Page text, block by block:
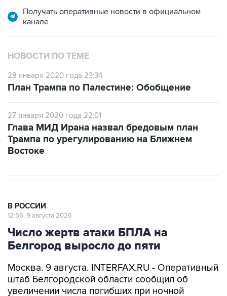
НОВОСТИ ПО ТЕМЕ
28 января 2020 года 23:34
27 января 2020 года 22:01
Трампа по урегулированию на Ближнем
Востоке
Число жертв атаки БПЛА на
Белгород выросло до пяти
Москва. 9 августа. INTERFAX.RU - Оперативный
увеличении числа погибших при ночной
массированной атаке беспилотников на
Белгород до пяти человек.